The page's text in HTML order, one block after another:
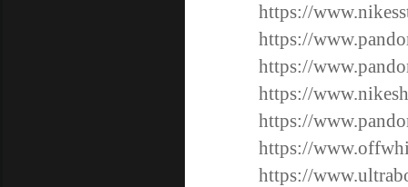
https://
https://
https://
https://
https://
https://
https://